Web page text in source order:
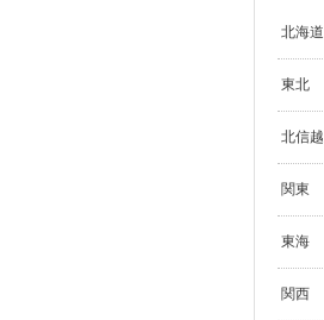
北海道
東北
北信越
関東
東海
関西